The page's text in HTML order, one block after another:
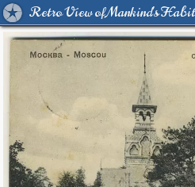
Retro View of Mankind's